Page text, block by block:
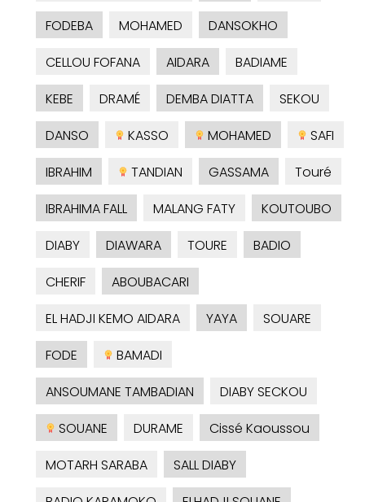
FODEBA
MOHAMED
DANSOKHO
CELLOU FOFANA
AIDARA
BADIAME
KEBE
DRAMÉ DEMBA DIATTA
SEKOU
DANSO
KASSO MOHAMED
SAFI
IBRAHIM
TANDIAN GASSAMA
Touré
IBRAHIMA FALL
MALANG FATY
KOUTOUBO
DIABY
DIAWARA TOURE
BADIO
CHERIF
ABOUBACARI
EL HADJI KEMO AIDARA
YAYA
SOUARE
FODE
BAMADI
ANSOUMANE TAMBADIAN
DIABY SECKOU
SOUANE
DURAME
Cissé Kaoussou
MOTARH SARABA
SALL DIABY